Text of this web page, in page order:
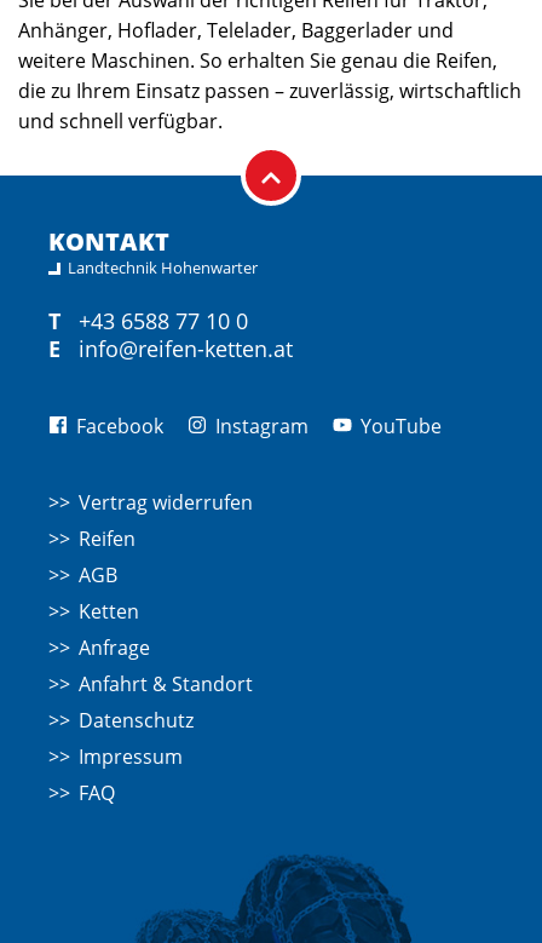
Anhänger, Hoflader, Telelader, Baggerlader und
weitere Maschinen. So erhalten Sie genau die Reifen,
die zu Ihrem Einsatz passen – zuverlässig, wirtschaftlich
und schnell verfügbar.
KONTAKT
Landtechnik Hohenwarter
T
+43 6588 77 10 0
E
info@reifen-ketten.at
Facebook Instagram YouTube
Vertrag widerrufen
Reifen
AGB
Ketten
Anfrage
Anfahrt & Standort
Datenschutz
Impressum
FAQ